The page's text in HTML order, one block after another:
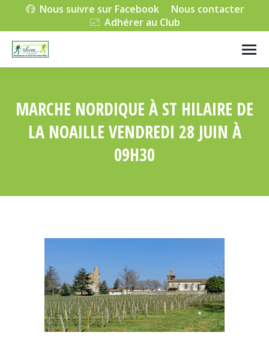
Nous suivre sur Facebook
Nous contacter
Adhérer au Club
MARCHE NORDIQUE À ST HILAIRE DE
LA NOAILLE VENDREDI 28 JUIN À
09H30